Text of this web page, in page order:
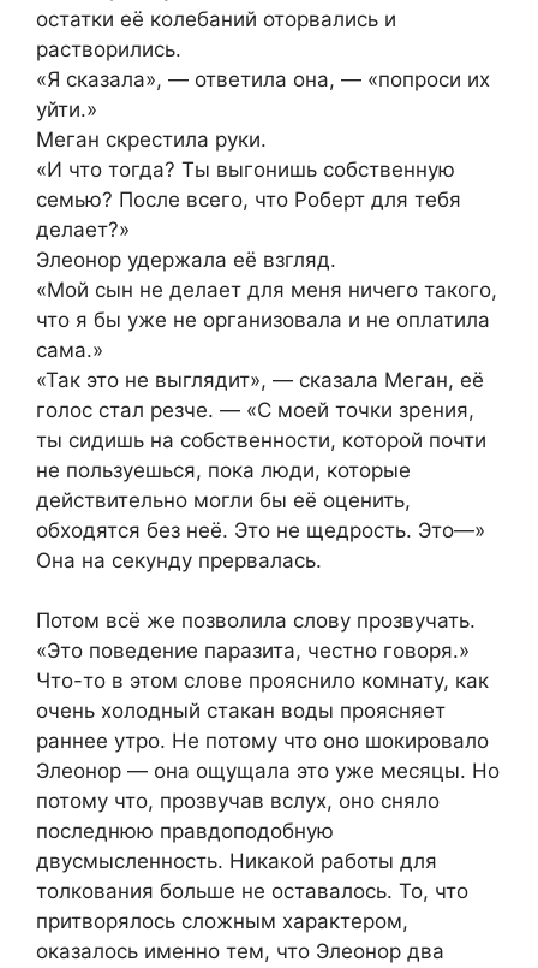
остатки её колебаний оторвались и
растворились.
«Я сказала», — ответила она, — «попроси их
уйти.»
Меган скрестила руки.
«И что тогда? Ты выгонишь собственную
семью? После всего, что Роберт для тебя
делает?»
Элеонор удержала её взгляд.
«Мой сын не делает для меня ничего такого,
что я бы уже не организовала и не оплатила
сама.»
«Так это не выглядит», — сказала Меган, её
голос стал резче. — «С моей точки зрения,
ты сидишь на собственности, которой почти
не пользуешься, пока люди, которые
действительно могли бы её оценить,
обходятся без неё. Это не щедрость. Это—»
Она на секунду прервалась.
Потом всё же позволила слову прозвучать.
«Это поведение паразита, честно говоря.»
Что-то в этом слове прояснило комнату, как
очень холодный стакан воды проясняет
раннее утро. Не потому что оно шокировало
Элеонор — она ощущала это уже месяцы. Но
потому что, прозвучав вслух, оно сняло
последнюю правдоподобную
двусмысленность. Никакой работы для
толкования больше не оставалось. То, что
притворялось сложным характером,
оказалось именно тем, что Элеонор два